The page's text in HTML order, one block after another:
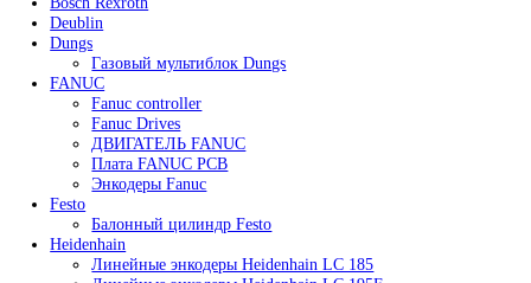
Accessories
Bosch Rexroth
Deublin
Dungs
Газовый мультиблок Dungs
FANUC
Fanuc controller
Fanuc Drives
ДВИГАТЕЛЬ FANUC
Плата FANUC PCB
Энкодеры Fanuc
Festo